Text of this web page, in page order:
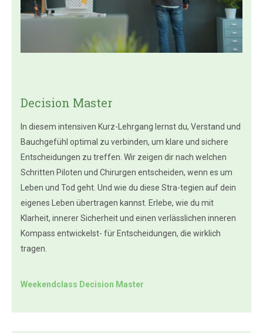
Decision Master
In diesem intensiven Kurz-Lehrgang lernst du, Verstand und
Bauchgefühl optimal zu verbinden, um klare und sichere
Entscheidungen zu treffen. Wir zeigen dir nach welchen
Schritten Piloten und Chirurgen entscheiden, wenn es um
Leben und Tod geht. Und wie du diese Stra-tegien auf dein
eigenes Leben übertragen kannst. Erlebe, wie du mit
Klarheit, innerer Sicherheit und einen verlässlichen inneren
Kompass entwickelst- für Entscheidungen, die wirklich
tragen.
Weekendclass Decision Master